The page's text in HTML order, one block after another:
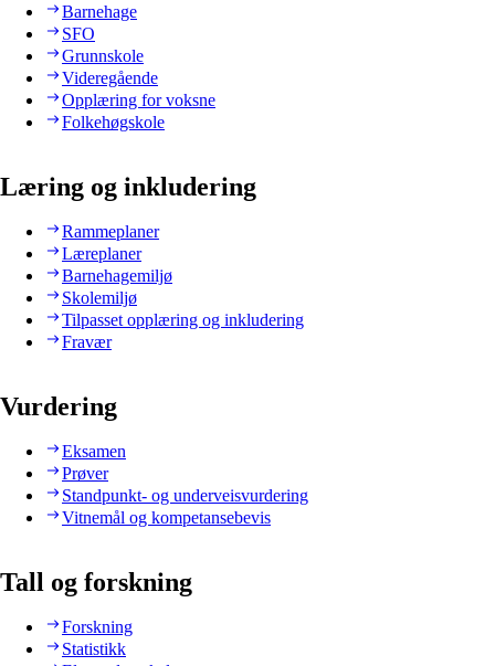
Barnehage
SFO
Grunnskole
Videregående
Opplæring for voksne
Folkehøgskole
Læring og inkludering
Rammeplaner
Læreplaner
Barnehagemiljø
Skolemiljø
Tilpasset opplæring og inkludering
Fravær
Vurdering
Eksamen
Prøver
Standpunkt- og underveisvurdering
Vitnemål og kompetansebevis
Tall og forskning
Forskning
Statistikk